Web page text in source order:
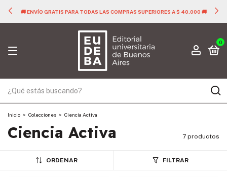
🚚 ENVÍO GRATIS PARA TODAS LAS COMPRAS SUPERIORES A $ 40.000 🚚
0
Inicio > Colecciones > Ciencia Activa
Ciencia Activa 7 productos
ORDENAR FILTRAR